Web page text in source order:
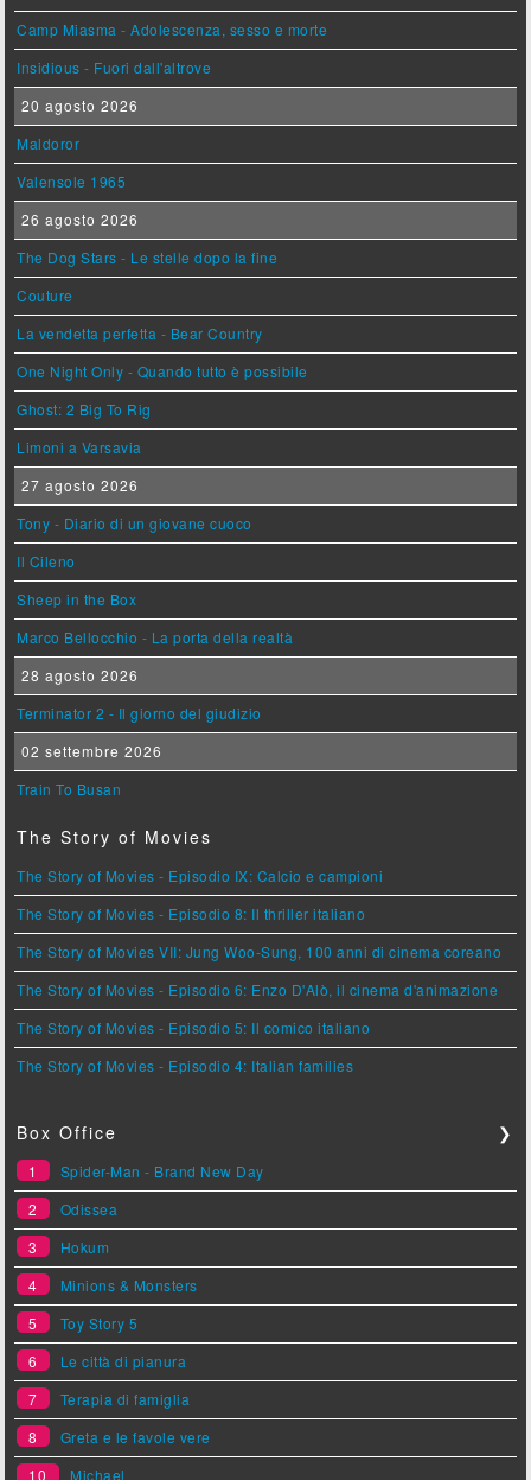
Camp Miasma - Adolescenza, sesso e morte
Insidious - Fuori dall'altrove
20 agosto 2026
Maldoror
Valensole 1965
26 agosto 2026
The Dog Stars - Le stelle dopo la fine
Couture
La vendetta perfetta - Bear Country
One Night Only - Quando tutto è possibile
Ghost: 2 Big To Rig
Limoni a Varsavia
27 agosto 2026
Tony - Diario di un giovane cuoco
Il Cileno
Sheep in the Box
Marco Bellocchio - La porta della realtà
28 agosto 2026
Terminator 2 - Il giorno del giudizio
02 settembre 2026
Train To Busan
The Story of Movies
The Story of Movies - Episodio IX: Calcio e campioni
The Story of Movies - Episodio 8: Il thriller italiano
The Story of Movies VII: Jung Woo-Sung, 100 anni di cinema coreano
The Story of Movies - Episodio 6: Enzo D'Alò, il cinema d'animazione
The Story of Movies - Episodio 5: Il comico italiano
The Story of Movies - Episodio 4: Italian families
Box Office ❯
1
Spider-Man - Brand New Day
2
Odissea
3
Hokum
4
Minions & Monsters
5
Toy Story 5
6
Le città di pianura
7
Terapia di famiglia
8
Greta e le favole vere
10
Michael